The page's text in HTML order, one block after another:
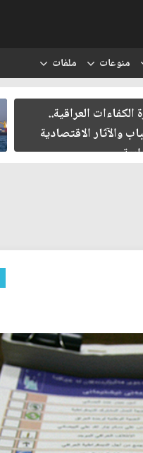
منوعات ملفات
العراقية..
والآثار الاقتصادية